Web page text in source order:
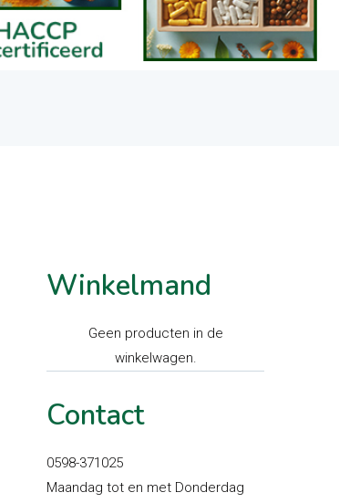
Winkelmand
Geen producten in de
winkelwagen.
Contact
0598-371025
Maandag tot en met Donderdag